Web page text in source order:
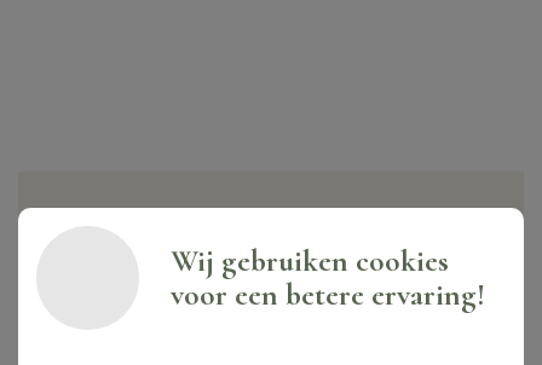
Zoek een salon
Een afspraak maken voor een uniek
Wij gebruiken cookies
voor een betere ervaring!